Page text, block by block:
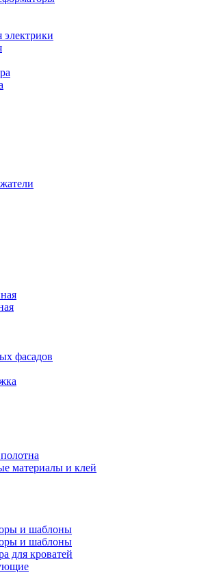
фасадов
материалы и клей
и шаблоны
и шаблоны
для кроватей